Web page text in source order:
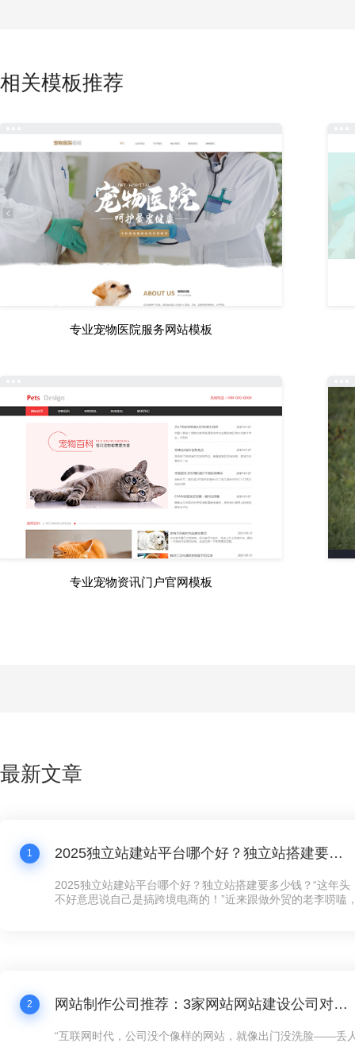
相关模板推荐
专业宠物医院服务网站模板
专业宠物资讯门户官网模板
最新文章
1 2025独立站建站平台哪个好？独立站搭建要多少钱？
2025独立站建站平台哪个好？独立站搭建要多少钱？“这年头
不好意思说自己是搞跨境电商的！”近来跟做外贸的老李唠嗑
2 网站制作公司推荐：3家网站网站建设公司对比，公司网站制作需要多少钱？
“互联网时代，公司没个像样的网站，就像出门没洗脸——丢